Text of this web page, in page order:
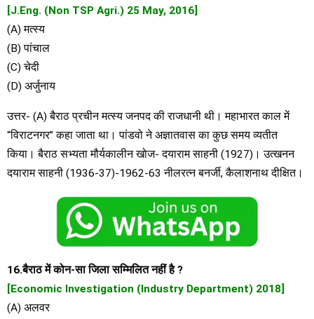
[J.Eng. (Non TSP Agri.) 25 May, 2016]
(A) मत्स्य
(B) पांचाल
(C) चेदी
(D) अर्जुनाय
उत्तर- (A) बैराठ प्रचीन मत्स्य जनपद की राजधानी थी। महाभारत काल में
“विराटनगर” कहा जाता था। पांडवो ने अज्ञातवास का कुछ समय व्यतीत
किया। बैराठ सभ्यता मौर्यकालीन खोज- दयाराम साहनी (1927)। उत्खनन
दयाराम साहनी (1936-37)-1962-63 नीलरत्न बनर्जी, कैलाशनाथ दीक्षित।
16.बैराठ में कोन-सा जिला सम्मिलित नहीं है ?
[Economic Investigation (Industry Department) 2018]
(A) अलवर